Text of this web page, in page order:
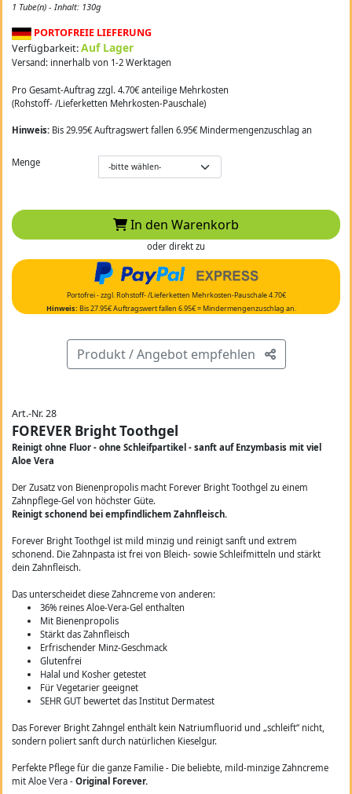
1 Tube(n) - Inhalt: 130g
PORTOFREIE LIEFERUNG
Verfügbarkeit:Auf Lager
Versand: innerhalb von 1-2 Werktagen
Pro Gesamt-Auftrag zzgl. 4.70€ anteilige Mehrkosten
(Rohstoff- /Lieferketten Mehrkosten-Pauschale)
Hinweis: Bis 29.95€ Auftragswert fallen 6.95€ Mindermengenzuschlag an
Menge
In den Warenkorb
oder direkt zu
Portofrei - zzgl. Rohstoff- /Lieferketten Mehrkosten-Pauschale 4.70€
Hinweis: Bis 27.95€ Auftragswert fallen 6.95€ = Mindermengenzuschlag an.
Produkt / Angebot empfehlen
Art.-Nr. 28
FOREVER Bright Toothgel
Reinigt ohne Fluor - ohne Schleifpartikel - sanft auf Enzymbasis mit viel
Aloe Vera
Der Zusatz von Bienenpropolis macht Forever Bright Toothgel zu einem
Zahnpflege-Gel von höchster Güte.
Reinigt schonend bei empfindlichem Zahnfleisch.
Forever Bright Toothgel ist mild minzig und reinigt sanft und extrem
schonend. Die Zahnpasta ist frei von Bleich- sowie Schleifmitteln und stärkt
dein Zahnfleisch.
Das unterscheidet diese Zahncreme von anderen:
36% reines Aloe-Vera-Gel enthalten
Mit Bienenpropolis
Stärkt das Zahnfleisch
Erfrischender Minz-Geschmack
Glutenfrei
Halal und Kosher getestet
Für Vegetarier geeignet
SEHR GUT bewertet das Institut Dermatest
Das Forever Bright Zahngel enthält kein Natriumfluorid und „schleift“ nicht,
sondern poliert sanft durch natürlichen Kieselgur.
Perfekte Pflege für die ganze Familie - Die beliebte, mild-minzige Zahncreme
mit Aloe Vera - Original Forever.